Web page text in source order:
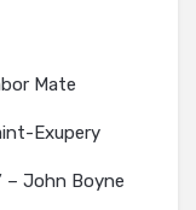
Mate
Exupery
– John Boyne